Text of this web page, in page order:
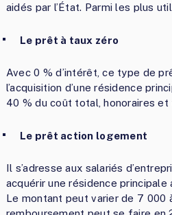
aidés par l’État. Parmi les plus
Le prêt à taux zéro
Avec 0 % d’intérêt, ce type de
l’acquisition d’une résidence
40 % du coût total, honoraires et
Le prêt action logement
Il s’adresse aux salariés
acquérir une résidence principale
Le montant peut varier de 7 000